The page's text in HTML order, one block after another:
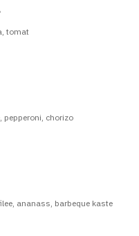
tomat
pepperoni, chorizo
ananass, barbeque kaste